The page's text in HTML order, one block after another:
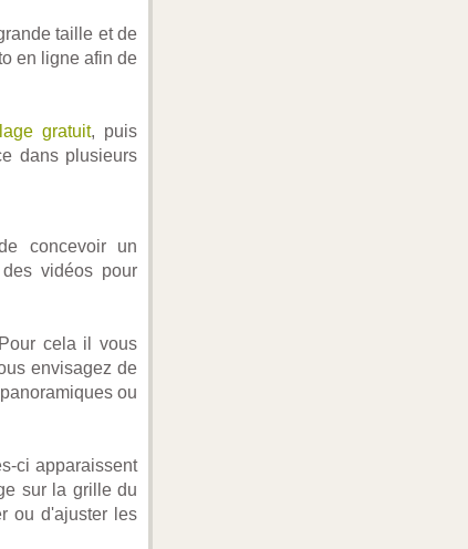
taille et de
en ligne afin de
gratuit, puis
dans plusieurs
concevoir un
vidéos pour
cela il vous
envisagez de
ou
ci apparaissent
sur la grille du
ou d'ajuster les